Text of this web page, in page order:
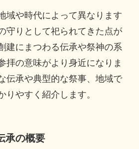
域や時代によって異なります
守りとして祀られてきた点が
建にまつわる伝承や祭神の系
拝の意味がより身近になりま
伝承や典型的な祭事、地域で
りやすく紹介します。
承の概要